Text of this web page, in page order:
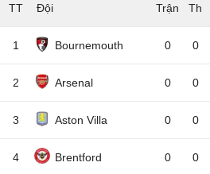
TT Đội
1 Bournemouth 0 0
2 Arsenal 0 0
3 Aston Villa 0 0
4 Brentford 0 0